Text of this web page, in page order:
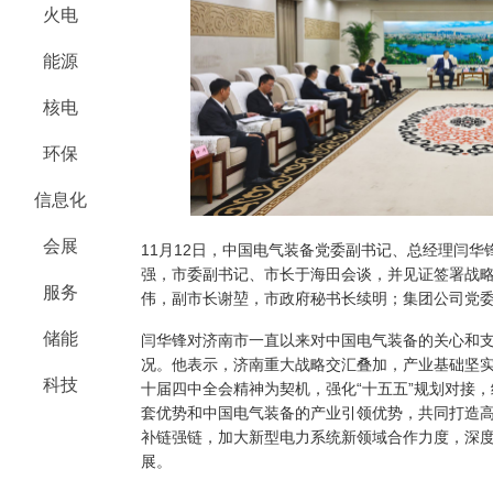
火电
能源
核电
环保
信息化
会展
服务
储能
科技
11月12日，中国电气装备党委副书记、总经理闫
强，市委副书记、市长于海田会谈，并见证签署战
伟，副市长谢堃，市政府秘书长续明；集团公司党
闫华锋对济南市一直以来对中国电气装备的关心和
况。他表示，济南重大战略交汇叠加，产业基础坚
十届四中全会精神为契机，强化“十五五”规划对接
套优势和中国电气装备的产业引领优势，共同打造
补链强链，加大新型电力系统新领域合作力度，深
展。